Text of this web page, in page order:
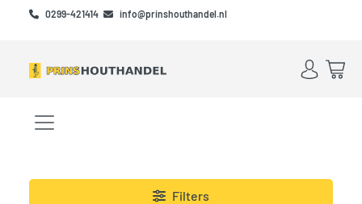
Skip to main content
Skip to footer
0299-421414 info@prinshouthandel.nl
Account
Menu openen/sluiten
Filters